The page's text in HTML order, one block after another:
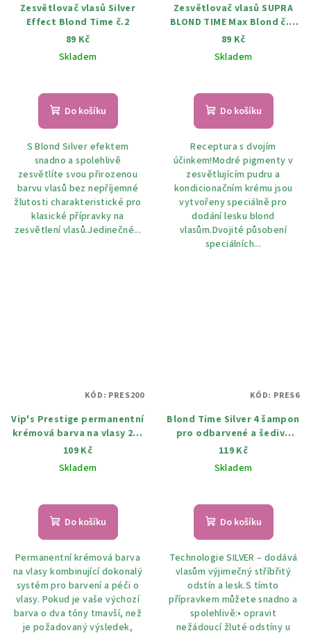
Zesvětlovač vlasů Silver
Effect Blond Time č.2
89 Kč
Skladem
Do košíku
S Blond Silver efektem
snadno a spolehlivě
zesvětlíte svou přirozenou
barvu vlasů bez nepříjemné
žlutosti charakteristické pro
klasické přípravky na
zesvětlení vlasů.Jedinečné...
Zesvětlovač vlasů SUPRA
BLOND TIME Max Blond č. 3
102 ml
89 Kč
Skladem
Do košíku
Receptura s dvojím
účinkem!Modré pigmenty v
zesvětlujícím pudru a
kondicionačním krému jsou
vytvořeny speciálně pro
dodání lesku blond
vlasům.Dvojité působení
speciálních...
Vip's Prestige permanentní
krémová barva na vlasy 200
Zesvětlováč 115 ml
109 Kč
Skladem
Do košíku
Permanentní krémová barva
na vlasy kombinující dokonalý
systém pro barvení a péči o
vlasy. Pokud je vaše výchozí
barva o dva tóny tmavší, než
je požadovaný výsledek,
KÓD: PRES200
Blond Time Silver 4 šampon
pro odbarvené a šedivé
vlasy 150 ml
119 Kč
Skladem
Do košíku
Technologie SILVER – dodává
vlasům výjimečný stříbřitý
odstín a lesk.S tímto
přípravkem můžete snadno a
spolehlivě:• opravit
nežádoucí žluté odstíny u
KÓD: PRES6